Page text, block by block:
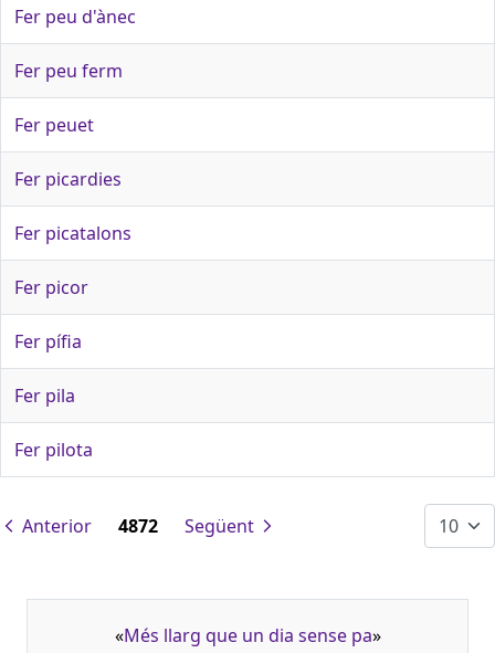
Fer peu d'ànec
Fer peu ferm
Fer peuet
Fer picardies
Fer picatalons
Fer picor
Fer pífia
Fer pila
Fer pilota
Anterior 4872 Següent
«Més llarg que un dia sense pa»